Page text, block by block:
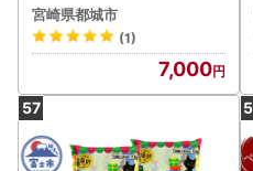
しスープ風※ポスト投函〔L
E-3306〕_(都城市) キャッ
トフード しらす添え かつお
だし スープ風 南九州産鶏肉
水分補給
宮崎県都城市
(1)
7,000